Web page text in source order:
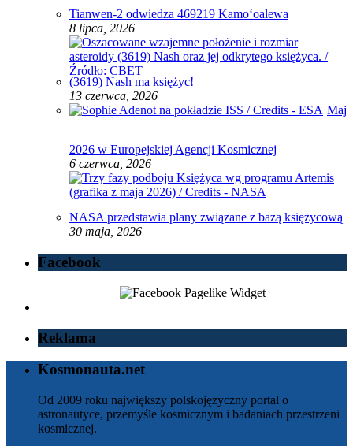
Tianwen-2 odwiedza 469219 Kamoʻoalewa
8 lipca, 2026
(3619) Nash ma księżyc!
13 czerwca, 2026
Maj
2026 w Europejskiej Agencji Kosmicznej
6 czerwca, 2026
NASA przedstawia plany związane z bazą księżycową
30 maja, 2026
Facebook
Reklama
Kosmonauta.net
Od 2009 roku największy polskojęzyczny portal o
astronautyce, przemyśle kosmicznym i badaniach przestrzeni
kosmicznej.